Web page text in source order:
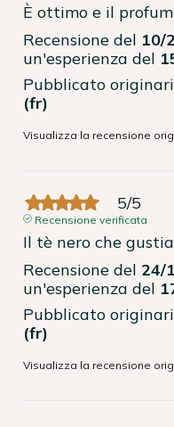
È ottimo e il
Recensione del 10/
un'esperienza del
Pubblicato
(fr)
Visualizza la recensione
5/5
Recensione verificata
Il tè nero che
Recensione del 24/
un'esperienza del
Pubblicato
(fr)
Visualizza la recensione